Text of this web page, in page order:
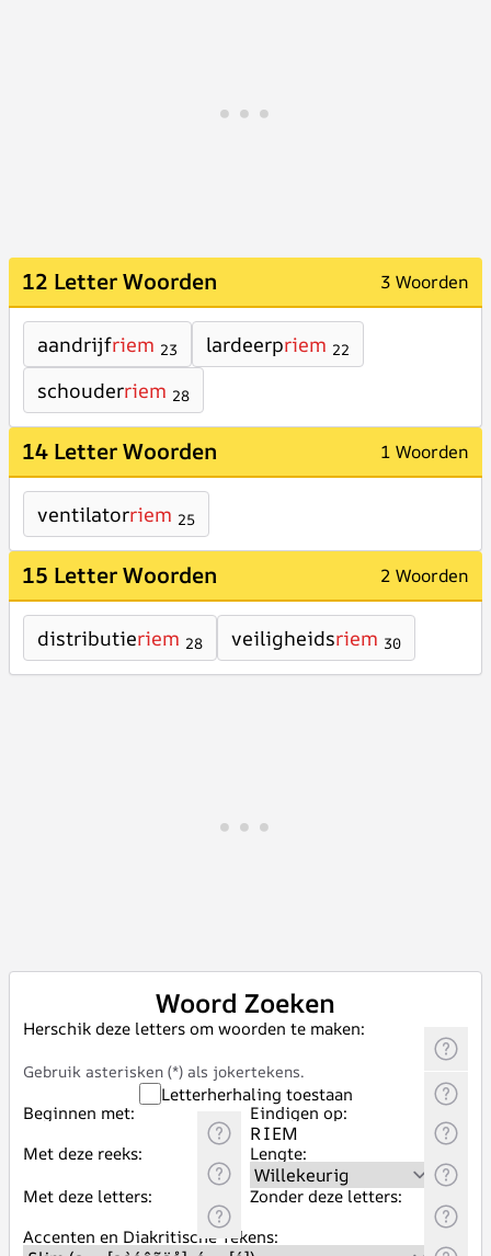
12 Letter Woorden 3 Woorden
aandrijfriem 23 lardeerpriem 22
schouderriem 28
14 Letter Woorden 1 Woorden
ventilatorriem 25
15 Letter Woorden 2 Woorden
distributieriem 28 veiligheidsriem 30
Woord Zoeken
Herschik deze letters om woorden te maken:
Gebruik asterisken (*) als jokertekens.
Letterherhaling toestaan
Beginnen met:
Eindigen op:
Met deze reeks:
Lengte:
Met deze letters:
Zonder deze letters:
Accenten en Diakritische Tekens: